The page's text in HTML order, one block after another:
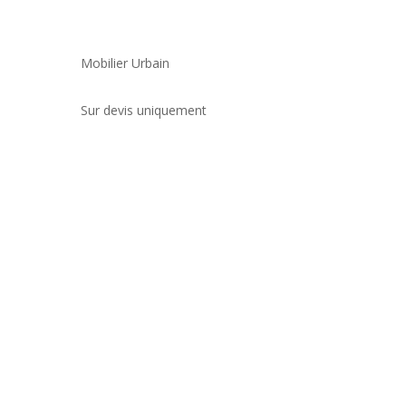
Mobilier Urbain
Sur devis uniquement